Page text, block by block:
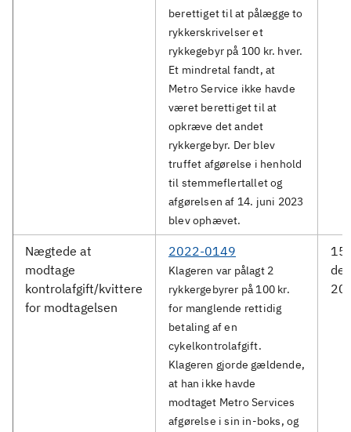
berettiget til at pålægge to
rykkerskrivelser et
rykkegebyr på 100 kr. hver.
Et mindretal fandt, at
Metro Service ikke havde
været berettiget til at
opkræve det andet
rykkergebyr. Der blev
truffet afgørelse i henhold
til stemmeflertallet og
afgørelsen af 14. juni 2023
blev ophævet.
Nægtede at
modtage
kontrolafgift/kvittere
for modtagelsen
2022-0149
Klageren var pålagt 2
rykkergebyrer på 100 kr.
for manglende rettidig
betaling af en
cykelkontrolafgift.
Klageren gjorde gældende,
at han ikke havde
modtaget Metro Services
afgørelse i sin in-boks, og
15.